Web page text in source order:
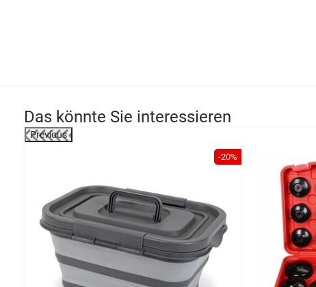
Das könnte Sie interessieren
Previous
-20%